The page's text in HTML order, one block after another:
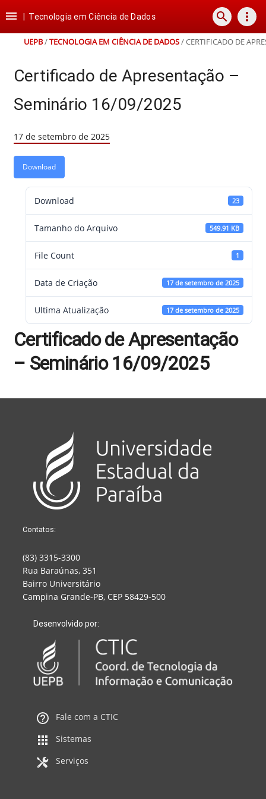
para
conteúdo
para
para
para
rodapé
 Tecnologia em Ciência de Dados search more_vert
UEPB/TECNOLOGIA EM CIÊNCIA DE DADOS/CERTIFICADO DE
Certificado de Apresentação –
Seminário 16/09/2025
17 de setembro de 2025
Download
Download 23
Tamanho do Arquivo 549.91 KB
File Count 1
Data de Criação 17 de setembro de 2025
Ultima Atualização 17 de setembro de 2025
Certificado de Apresentação
– Seminário 16/09/2025
Contatos:
(83) 3315-3300
Rua Baraúnas, 351
Bairro Universitário
Campina Grande-PB, CEP 58429-500
Desenvolvido por:
Fale com a CTIC
Sistemas
Serviços